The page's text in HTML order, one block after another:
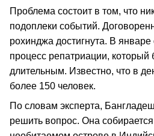
Проблема состоит в том, что
подоплеки событий.
рохинджа достигнута. В
процесс репатриации, который
длительным. Известно, что в
более 150 человек.
По словам эксперта,
решить вопрос. Она